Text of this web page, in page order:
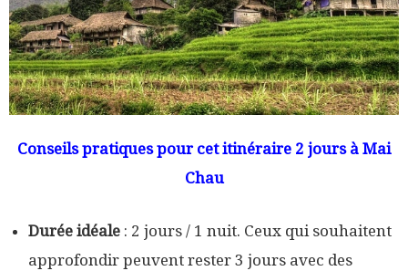
Conseils pratiques pour cet itinéraire 2 jours à Mai
Chau
Durée idéale : 2 jours / 1 nuit. Ceux qui souhaitent
approfondir peuvent rester 3 jours avec des